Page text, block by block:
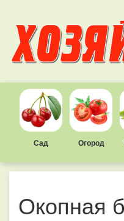
Сад Огород
Окопная